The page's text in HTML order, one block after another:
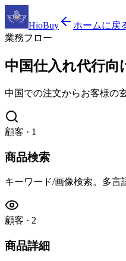
HioBuy
ホームに戻
業務フロー
中国仕入れ代行
中国での注文からお客様の
顧客 · 1
商品検索
キーワード/画像検索。多言
顧客 · 2
商品詳細